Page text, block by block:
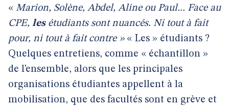
« Marion, Solène, Abdel, Aline ou Paul... Face au
CPE, les étudiants sont nuancés. Ni tout à fait
pour, ni tout à fait contre » « Les » étudiants ?
Quelques entretiens, comme « échantillon »
de l’ensemble, alors que les principales
organisations étudiantes appellent à la
mobilisation, que des facultés sont en grève et